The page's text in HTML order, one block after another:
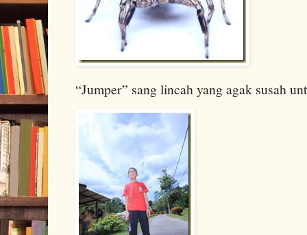
“Jumper” sang lincah yang agak susah